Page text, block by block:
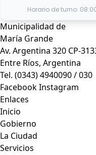
Horario de turno:
Municipalidad de
María Grande
Av. Argentina 320 CP-
Entre Ríos, Argentina
Tel. (0343) 4940090 / 030
FacebookInstagram
Enlaces
Inicio
Gobierno
La Ciudad
Servicios